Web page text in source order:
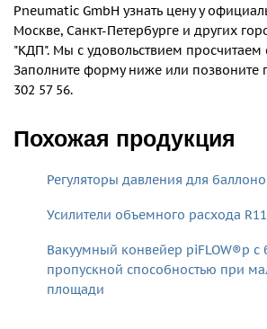
Pneumatic GmbH узнать цену у
Москве, Санкт-Петербурге и других
"КДП". Мы с удовольствием просчитаем
Заполните форму ниже или позвоните
302 57 56.
Похожая продукция
Регуляторы давления для
Усилители объемного расхода
Вакуумный конвейер piFLOW®p с
пропускной способностью при
площади